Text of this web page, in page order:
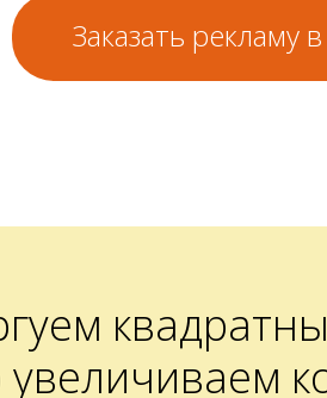
Заказать рекламу